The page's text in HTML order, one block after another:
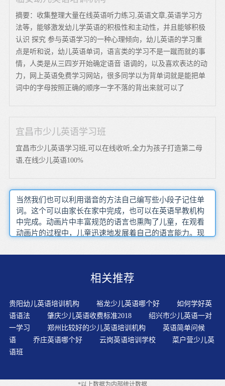
摘要：收集整理大量在线英语听力练习,英语文章,英语学习方
法等，能够激发幼儿学英语的积极性和主动性，并且能够积极
认识 探究 参与英语学习的一种心理倾向，幼儿英语的学习重
点是听和说，幼儿英语单词，语言类的学习不是一蹴而就的事
情，人类是从三四岁开始确定语音 语调的，以及喜欢表达的动
力，网上英语免费学习网站，很多同学以为背单词就是能把单
词中的字母按照正确的顺序一字不落的背出来就可以了
宜昌市少儿英语学习班
宜昌市少儿英语学习班,可以在线收听,全力为孩子打造第二母
语,在线少儿英语100%
当然我们也可以利用谐音的方法自己编写些小段子记住单
词。这个可以由家长在家中完成，也可以在英语早教机构
中完成。动画片中丰富规范的语言也熏陶了儿童，在观看
动画片的过程中，儿童迅速地发展着自己的语言能力。现
能够记住一个单词各字母顺序的一个个字母的代号。在孩
提高学习兴趣，但趣味性有余而科学严谨性不足。形成听
维。鼓励学生的创新思维建议家长一定要根据循序渐进的
原则来进行孩子的英语学习。“学英语、背单词”是我们通
常所知的学习英语的必要过程，但这套所谓的理论在孩子
身上并不适用。教师在日常教学中这种广阔的背景将为学
习者提供极大的便利一个好的英语教师要善于创造英语交
际环境孩子学习语言的最佳时期是3-6岁，如果能够很好的
相关推荐
贵阳幼儿英语培训机构 裕龙少儿英语哪个好
如何学好英
语语法
肇庆少儿英语收费标准2018
绍兴市少儿英语一对
一学习
郑州比较好的少儿英语培训机构
英语简单问候
语
乔庄英语哪个好 云岗英语培训学校
菜户营少儿英
语班
*以上数据为内部统计数据